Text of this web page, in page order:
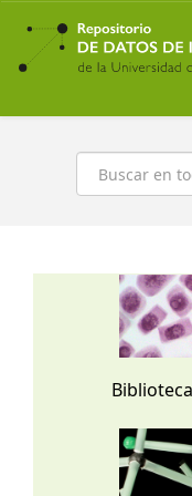
Ir
contenido
principal
Buscar